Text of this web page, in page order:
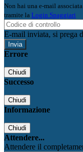
Non hai una e-mail
tramite la Login Spaggiari
E-mail inviata, si prega
Errore
Chiudi
Successo
Chiudi
Informazione
Chiudi
Attendere...
Attendere il